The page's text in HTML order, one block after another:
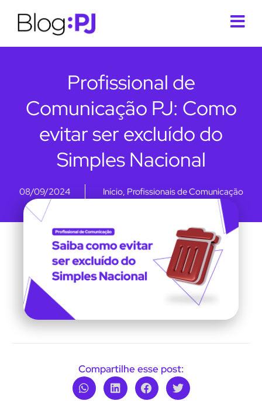
Profissional de
Comunicação PJ: Como
evitar ser excluído do
Simples Nacional
08/09/2024 Início, Profissionais de Comunicação
Compartilhe esse post: